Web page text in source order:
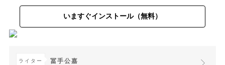
いますぐインストール（無料）
ライター 冨手公嘉